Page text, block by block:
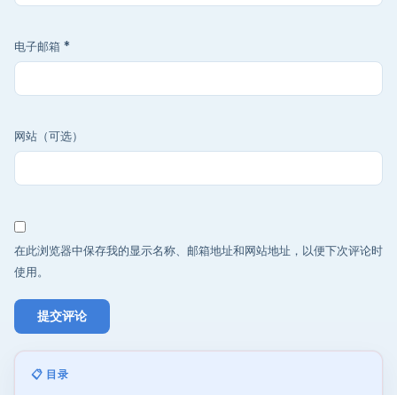
电子邮箱 *
网站（可选）
在此浏览器中保存我的显示名称、邮箱地址和网站地址，以便下次评论时
使用。
📋 目录